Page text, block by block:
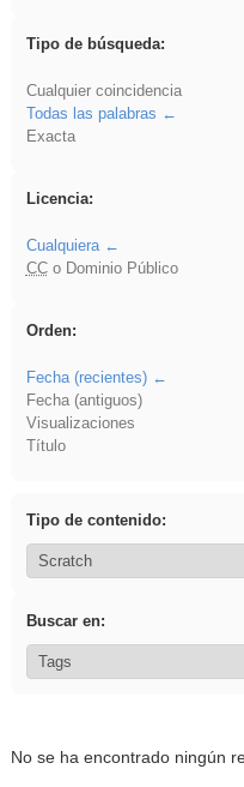
Tipo de búsqueda:
Cualquier coincidencia
Todas las palabras
Exacta
Licencia:
Cualquiera
CCo Dominio Público
Orden:
Fecha (recientes)
Fecha (antiguos)
Visualizaciones
Título
Tipo de contenido:
Buscar en:
No se ha encontrado ningún